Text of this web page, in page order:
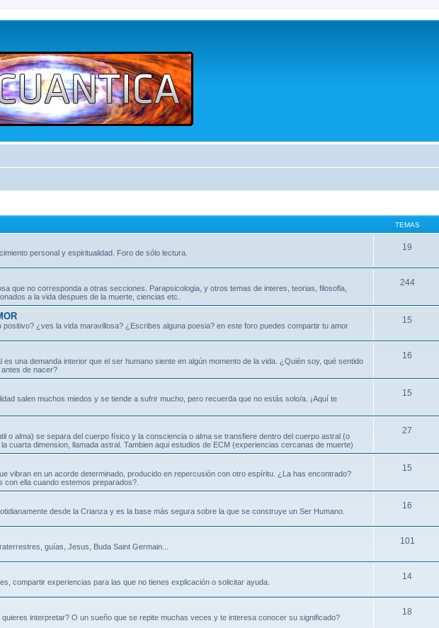
TEMAS
personal y espiritualidad. Foro de sólo lectura.
19
que no corresponda a otras secciones. Parapsicologia, y otros temas de interes, teorias, filosofia,
a la vida despues de la muerte, ciencias etc.
244
positivo? ¿ves la vida maravillosa? ¿Escribes alguna poesia? en este foro puedes compartir tu amor
15
es una demanda interior que el ser humano siente en algún momento de la vida. ¿Quién soy, qué sentido
de nacer?
16
salen muchos miedos y se tiende a sufrir mucho, pero recuerda que no estás solo/a. ¡Aquí te
15
o alma) se separa del cuerpo físico y la consciencia o alma se transfiere dentro del cuerpo astral (o
cuarta dimension, llamada astral. Tambien aqui estudios de ECM (experiencias cercanas de muerte)
27
vibran en un acorde determinado, producido en repercusión con otro espíritu. ¿La has encontrado?
con ella cuando estemos preparados?.
15
desde la Crianza y es la base más segura sobre la que se construye un Ser Humano.
16
guías, Jesus, Buda Saint Germain...
101
compartir experiencias para las que no tienes explicación o solicitar ayuda.
14
interpretar? O un sueño que se repite muchas veces y te interesa conocer su significado?
18